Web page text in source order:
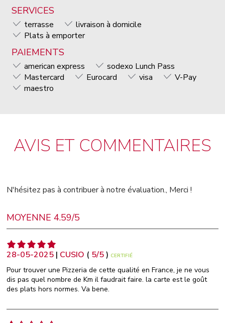
SERVICES
terrasse
livraison à domicile
Plats à emporter
PAIEMENTS
american express
sodexo Lunch Pass
Mastercard
Eurocard visa
V-Pay
maestro
AVIS ET COMMENTAIRES
N'hésitez pas à contribuer à notre évaluation., Merci !
MOYENNE 4.59/5
28-05-2025 | CUSIO ( 5/5) CERTIFIÉ
Pour trouver une Pizzeria de cette qualité en France, je ne vous
dis pas quel nombre de Km il faudrait faire. la carte est le goût
des plats hors normes. Va bene.